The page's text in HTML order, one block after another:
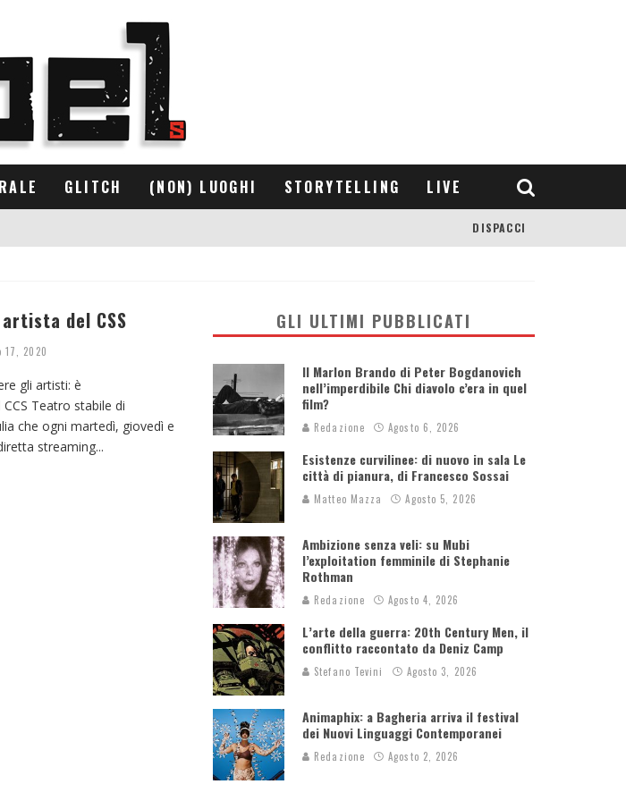
GLITCH (NON) LUOGHI STORYTELLING LIVE
DISPACCI
del CSS
17, 2020
gli artisti: è
Teatro stabile di
che ogni martedì, giovedì e
streaming...
GLI ULTIMI PUBBLICATI
Il Marlon Brando di Peter Bogdanovich
nell’imperdibile Chi diavolo c’era in quel
film?
Redazione Agosto 6, 2026
Esistenze curvilinee: di nuovo in sala Le
città di pianura, di Francesco Sossai
Matteo Mazza Agosto 5, 2026
Ambizione senza veli: su Mubi
l’exploitation femminile di Stephanie
Rothman
Redazione Agosto 4, 2026
L’arte della guerra: 20th Century Men, il
conflitto raccontato da Deniz Camp
Stefano Tevini Agosto 3, 2026
Animaphix: a Bagheria arriva il festival
dei Nuovi Linguaggi Contemporanei
Redazione Agosto 2, 2026